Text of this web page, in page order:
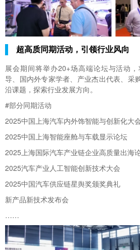
超高质同期活动，引领行业风向
展会期间将举办20+场高端论坛与活动
导、国内外专家学者、产业杰出代表、采
沿课题，探索行业发展方向。
#部分同期活动
2025中国上海汽车内外饰智能与创新化大
2025中国上海智能座舱与车载显示论坛
2025上海国际汽车产业链企业高质量出海
2025汽车产业人工智能创新技术大会
2025中国汽车供应链星舆奖颁奖典礼
新产品新技术发布会
……